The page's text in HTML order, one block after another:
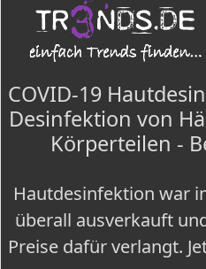
COVID-19
Desinfektion von
Körperteilen -
Hautdesinfektion war
überall ausverkauft
Preise dafür verlangt.